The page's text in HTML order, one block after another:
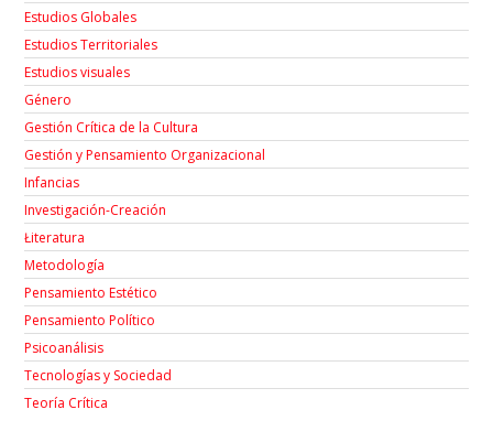
Estudios Globales
Estudios Territoriales
Estudios visuales
Género
Gestión Crítica de la Cultura
Gestión y Pensamiento Organizacional
Infancias
Investigación-Creación
Łiteratura
Metodología
Pensamiento Estético
Pensamiento Político
Psicoanálisis
Tecnologías y Sociedad
Teoría Crítica